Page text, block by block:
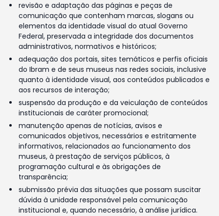
revisão e adaptação das páginas e peças de
comunicação que contenham marcas, slogans ou
elementos da identidade visual do atual Governo
Federal, preservada a integridade dos documentos
administrativos, normativos e históricos;
adequação dos portais, sites temáticos e perfis oficiais
do Ibram e de seus museus nas redes sociais, inclusive
quanto à identidade visual, aos conteúdos publicados e
aos recursos de interação;
suspensão da produção e da veiculação de conteúdos
institucionais de caráter promocional;
manutenção apenas de notícias, avisos e
comunicados objetivos, necessários e estritamente
informativos, relacionados ao funcionamento dos
museus, à prestação de serviços públicos, à
programação cultural e às obrigações de
transparência;
submissão prévia das situações que possam suscitar
dúvida à unidade responsável pela comunicação
institucional e, quando necessário, à análise jurídica.